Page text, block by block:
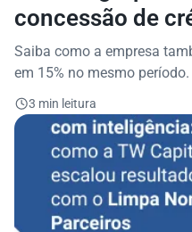
concessão de
controle do risco
Saiba como a empresa
em 15% no mesmo período.
3 min leitura